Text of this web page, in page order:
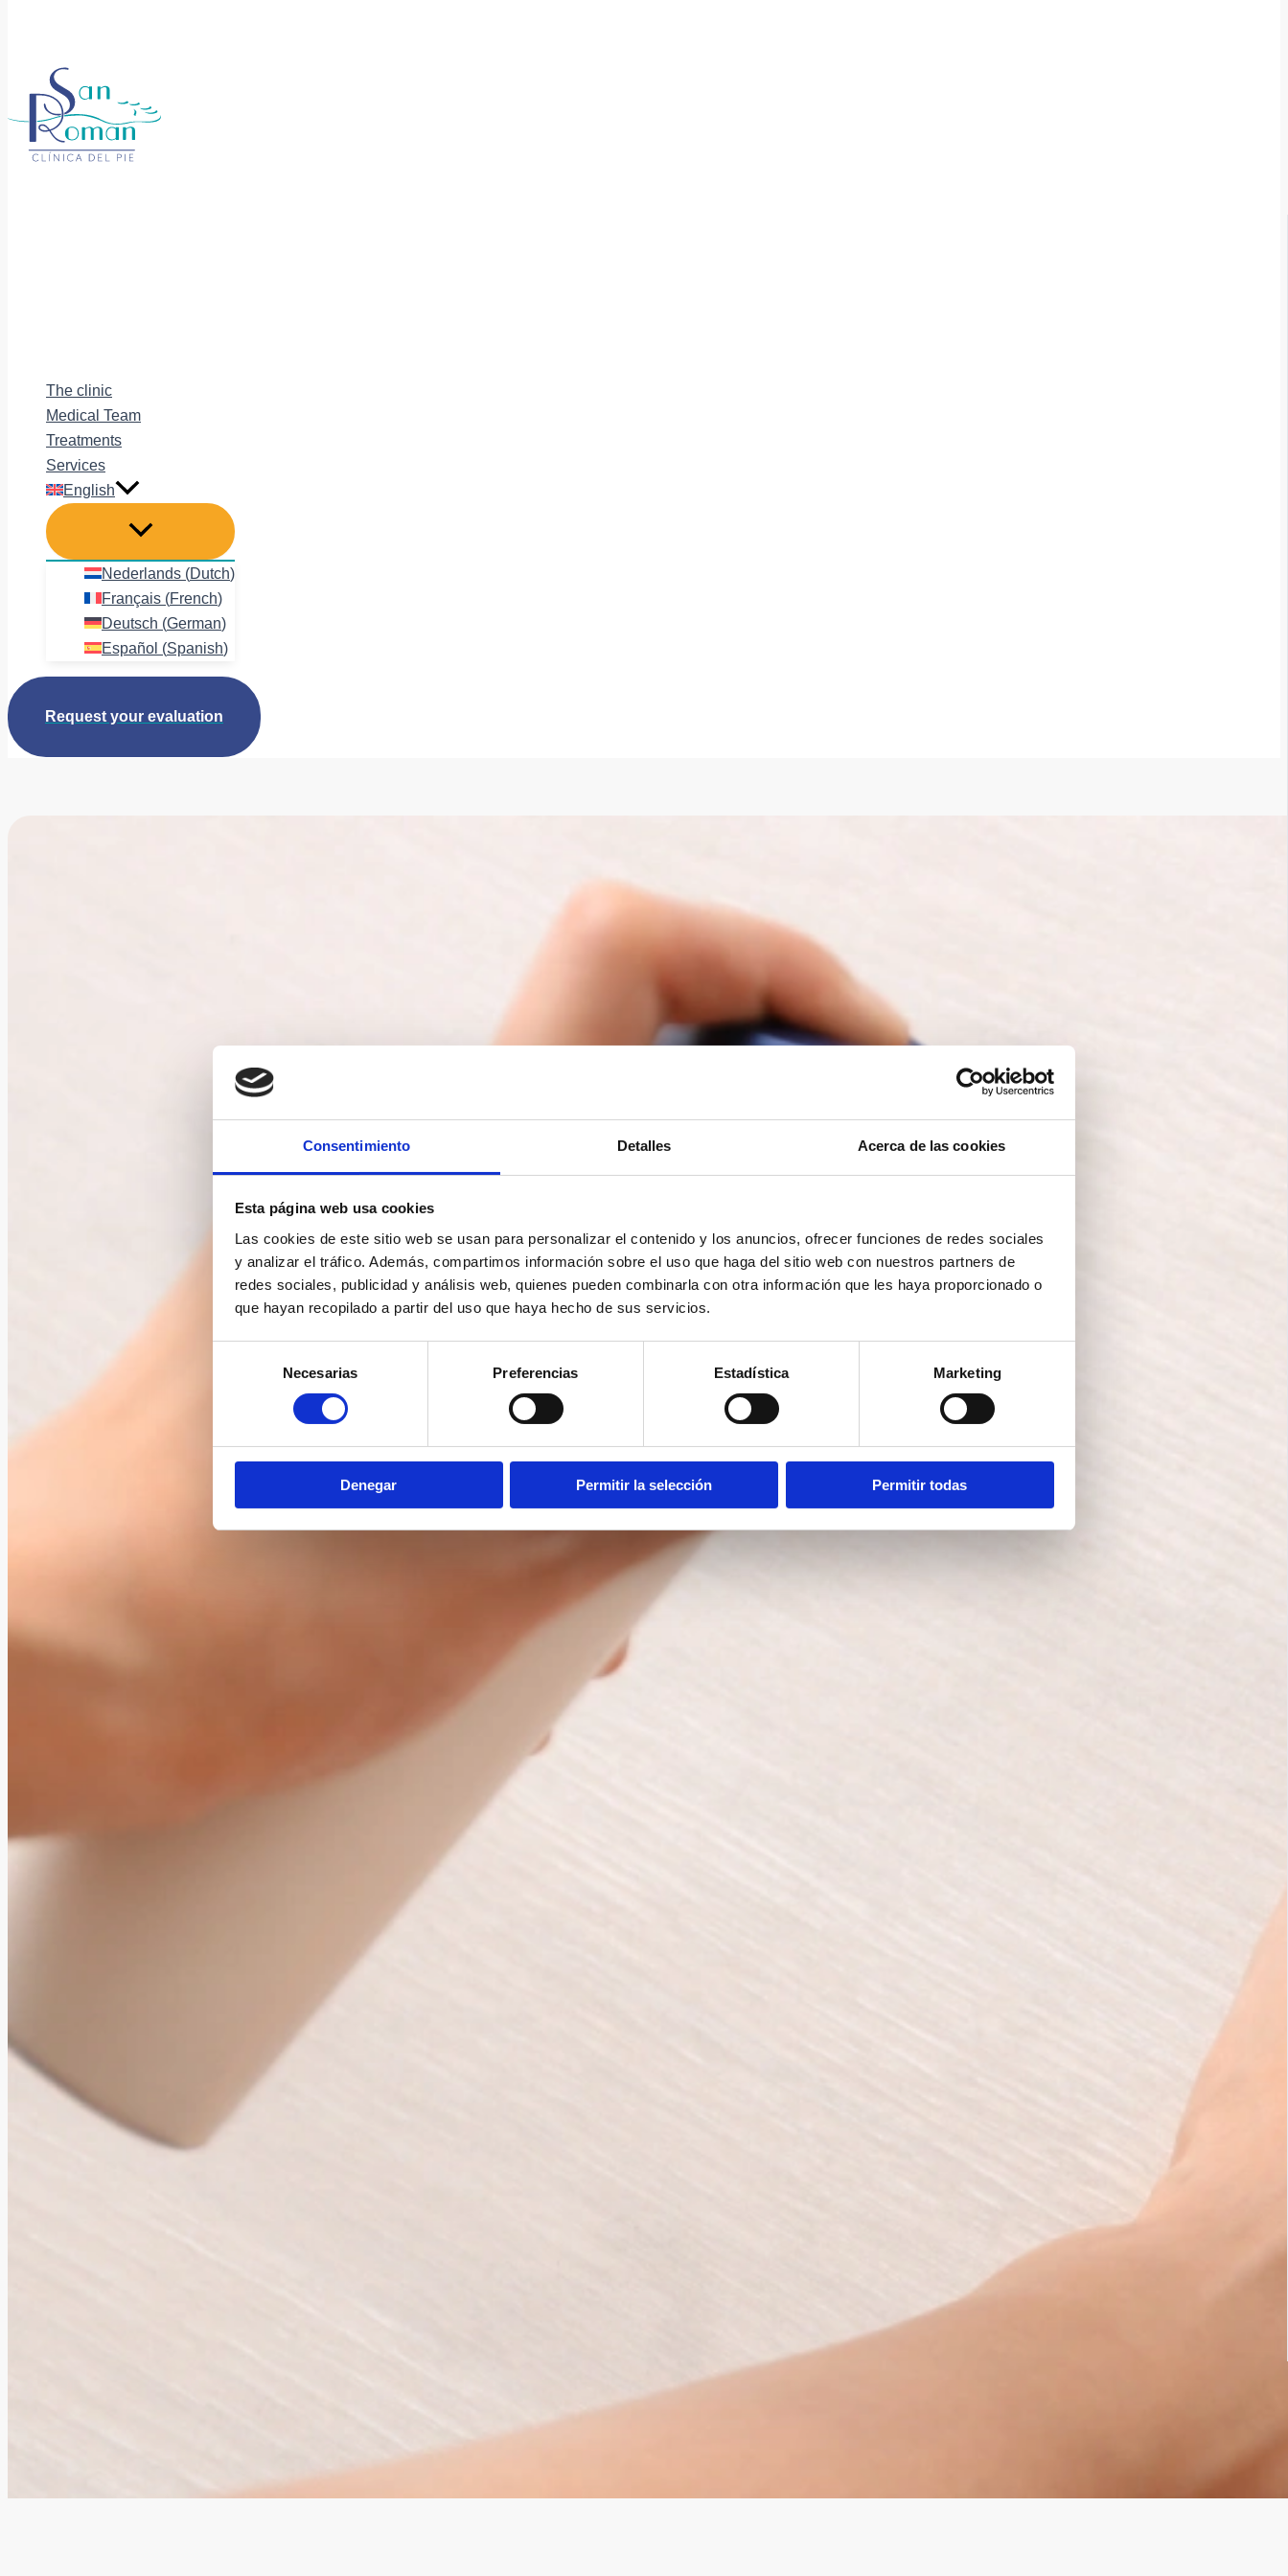
Consentimiento Detalles Acerca de las cookies
Esta página web usa cookies
Las cookies de este sitio web se usan para personalizar el contenido y los anuncios, ofrecer funciones de redes sociales
y analizar el tráfico. Además, compartimos información sobre el uso que haga del sitio web con nuestros partners de
redes sociales, publicidad y análisis web, quienes pueden combinarla con otra información que les haya proporcionado o
que hayan recopilado a partir del uso que haya hecho de sus servicios.
consentimiento
Necesarias Preferencias Estadística Marketing
Denegar Permitir la selección Permitir todas
The clinic
Medical Team
Treatments
Services
English
Nederlands (Dutch)
Français (French)
Deutsch (German)
Español (Spanish)
Request your evaluation